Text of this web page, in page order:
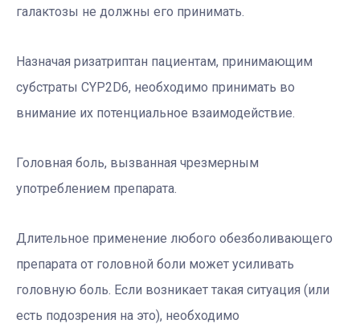
галактозы не должны его принимать.
Назначая ризатриптан пациентам, принимающим
субстраты CYP2D6, необходимо принимать во
внимание их потенциальное взаимодействие.
Головная боль, вызванная чрезмерным
употреблением препарата.
Длительное применение любого обезболивающего
препарата от головной боли может усиливать
головную боль. Если возникает такая ситуация (или
есть подозрения на это), необходимо